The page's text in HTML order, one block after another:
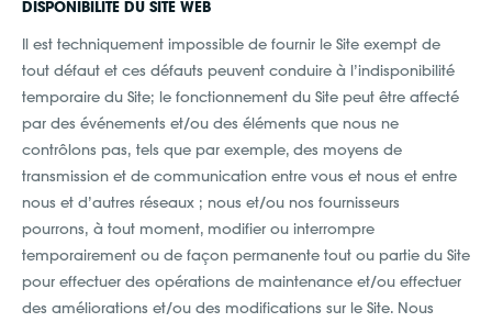
DISPONIBILITÉ DU SITE WEB
Il est techniquement impossible de fournir le Site exempt de
tout défaut et ces défauts peuvent conduire à l’indisponibilité
temporaire du Site; le fonctionnement du Site peut être affecté
par des événements et/ou des éléments que nous ne
contrôlons pas, tels que par exemple, des moyens de
transmission et de communication entre vous et nous et entre
nous et d’autres réseaux ; nous et/ou nos fournisseurs
pourrons, à tout moment, modifier ou interrompre
temporairement ou de façon permanente tout ou partie du Site
pour effectuer des opérations de maintenance et/ou effectuer
des améliorations et/ou des modifications sur le Site. Nous